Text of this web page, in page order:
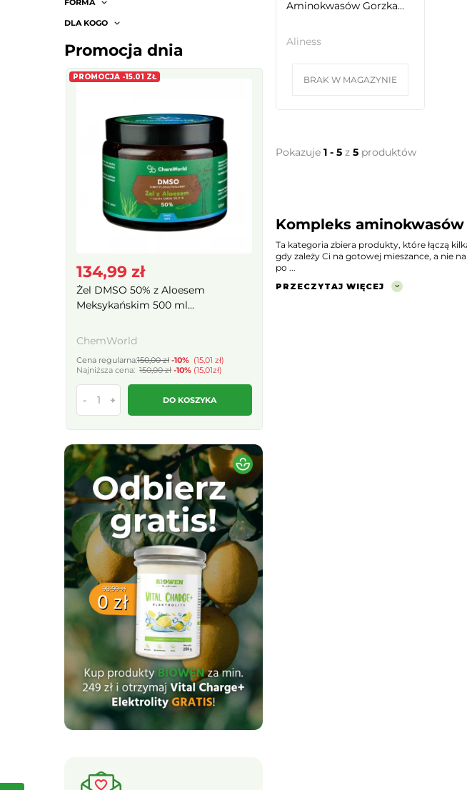
DLA KOGO
Promocja dnia
PROMOCJA -15.01 ZŁ
134,99 zł
Żel DMSO 50% z Aloesem
Meksykańskim 500 ml...
ChemWorld
Cena regularna:150,00 zł -10% (15,01 zł)
Najniższa cena: 150,00 zł -10% (15,01zł)
- + DO KOSZYKA
Aminokwasów Gorzka...
Aliness
BRAK W MAGAZYNIE
Pokazuje 1 - 5z 5produktów
Kompleks
Ta kategoria zbiera produkty, które łączą
gdy zależy Ci na gotowej mieszance, a nie
po ...
PRZECZYTAJ WIĘCEJ